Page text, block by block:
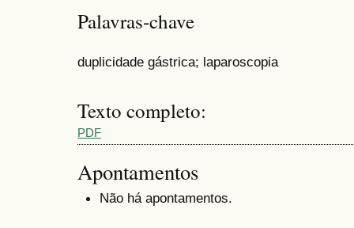
Palavras-chave
duplicidade gástrica; laparoscopia
Texto completo:
PDF
Apontamentos
Não há apontamentos.